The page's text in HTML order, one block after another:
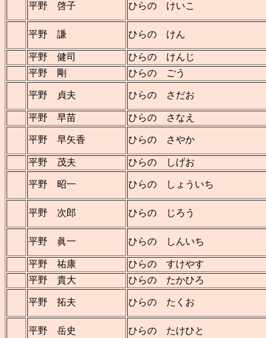
平野 啓子 ひらの けいこ
平野 謙 ひらの けん
平野 健司
ひらの けんじ
平野 剛
ひらの ごう
平野 貞夫 ひらの さだお
平野 早苗 ひらの さなえ
平野 早矢香 ひらの さやか
平野 茂夫 ひらの しげお
平野 昭一 ひらの しょういち
平野 次郎 ひらの じろう
平野 眞一 ひらの しんいち
平野 祐康
ひらの すけやす
平野 貴大
ひらの たかひろ
平野 拓夫 ひらの たくお
平野 岳史 ひらの たけひと